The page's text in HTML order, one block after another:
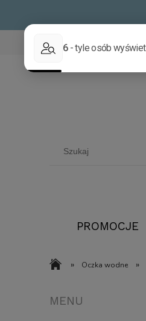
PROMOCJE
» Oczka wodne »
MENU